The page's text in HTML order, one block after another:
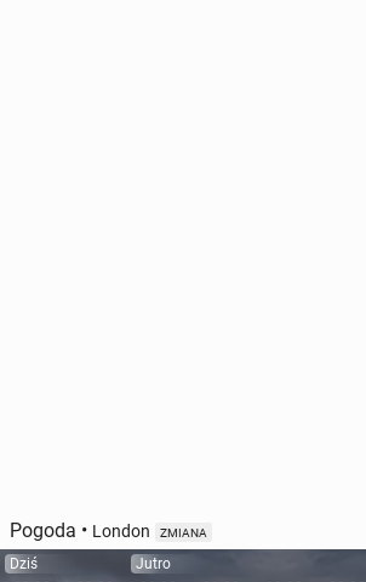
Pogoda • London ZMIANA
Dziś
Jutro